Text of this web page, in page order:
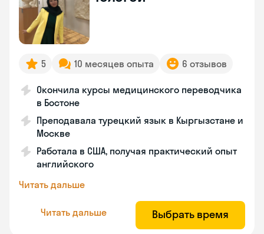
5 10 месяцев опыта 6 отзывов
Окончила курсы медицинского переводчика
в Бостоне
Преподавала турецкий язык в Кыргызстане и
Москве
Работала в США, получая практический опыт
английского
Читать дальше
Читать дальше Выбрать время